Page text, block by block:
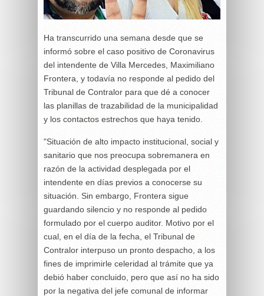
Ha transcurrido una semana desde que se
informó sobre el caso positivo de Coronavirus
del intendente de Villa Mercedes, Maximiliano
Frontera, y todavía no responde al pedido del
Tribunal de Contralor para que dé a conocer
las planillas de trazabilidad de la municipalidad
y los contactos estrechos que haya tenido.
"Situación de alto impacto institucional, social y
sanitario que nos preocupa sobremanera en
razón de la actividad desplegada por el
intendente en días previos a conocerse su
situación. Sin embargo, Frontera sigue
guardando silencio y no responde al pedido
formulado por el cuerpo auditor. Motivo por el
cual, en el día de la fecha, el Tribunal de
Contralor interpuso un pronto despacho, a los
fines de imprimirle celeridad al trámite que ya
debió haber concluido, pero que así no ha sido
por la negativa del jefe comunal de informar